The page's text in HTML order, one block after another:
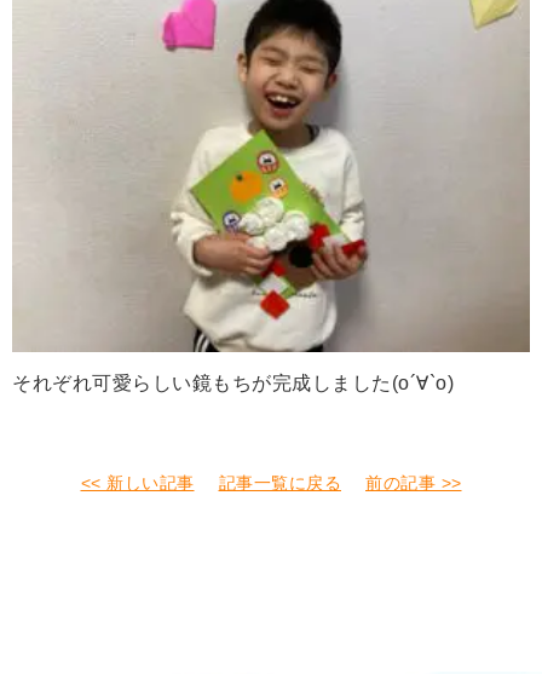
それぞれ可愛らしい鏡もちが完成しました(о´∀`о)
<< 新しい記事 記事一覧に戻る 前の記事 >>